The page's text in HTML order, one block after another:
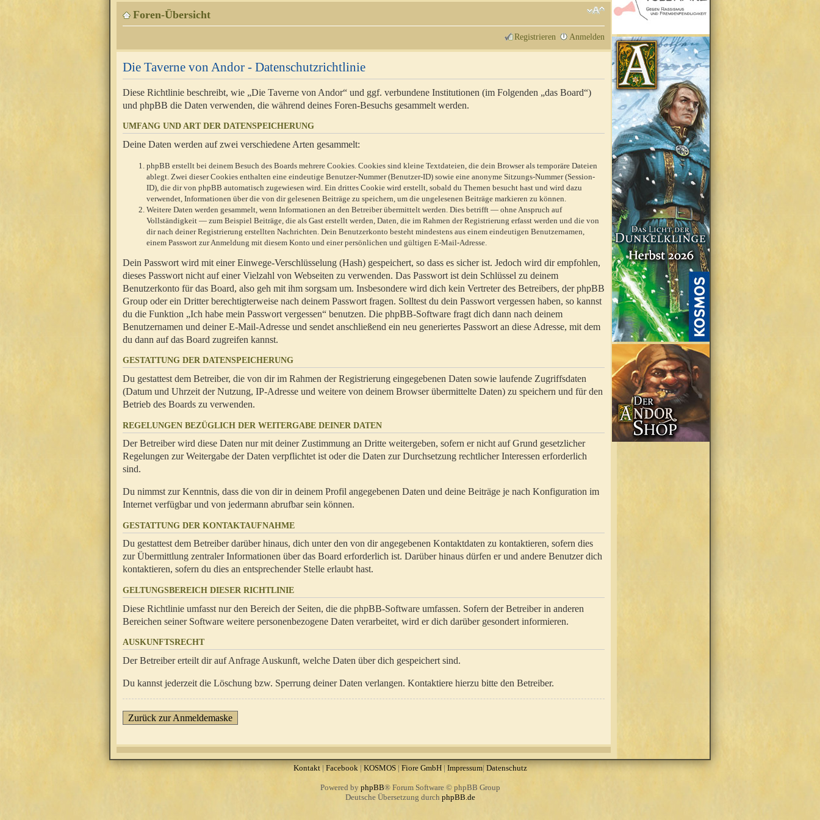
Foren-Übersicht
Registrieren Anmelden
Die Taverne von Andor - Datenschutzrichtlinie
Diese Richtlinie beschreibt, wie „Die Taverne von Andor“ und ggf. verbundene Institutionen (im Folgenden „das Board“)
und phpBB die Daten verwenden, die während deines Foren-Besuchs gesammelt werden.
UMFANG UND ART DER DATENSPEICHERUNG
Deine Daten werden auf zwei verschiedene Arten gesammelt:
phpBB erstellt bei deinem Besuch des Boards mehrere Cookies. Cookies sind kleine Textdateien, die dein Browser als temporäre Dateien
ablegt. Zwei dieser Cookies enthalten eine eindeutige Benutzer-Nummer (Benutzer-ID) sowie eine anonyme Sitzungs-Nummer (Session-
ID), die dir von phpBB automatisch zugewiesen wird. Ein drittes Cookie wird erstellt, sobald du Themen besucht hast und wird dazu
verwendet, Informationen über die von dir gelesenen Beiträge zu speichern, um die ungelesenen Beiträge markieren zu können.
Weitere Daten werden gesammelt, wenn Informationen an den Betreiber übermittelt werden. Dies betrifft — ohne Anspruch auf
Vollständigkeit — zum Beispiel Beiträge, die als Gast erstellt werden, Daten, die im Rahmen der Registrierung erfasst werden und die von
dir nach deiner Registrierung erstellten Nachrichten. Dein Benutzerkonto besteht mindestens aus einem eindeutigen Benutzernamen,
einem Passwort zur Anmeldung mit diesem Konto und einer persönlichen und gültigen E-Mail-Adresse.
Dein Passwort wird mit einer Einwege-Verschlüsselung (Hash) gespeichert, so dass es sicher ist. Jedoch wird dir empfohlen,
dieses Passwort nicht auf einer Vielzahl von Webseiten zu verwenden. Das Passwort ist dein Schlüssel zu deinem
Benutzerkonto für das Board, also geh mit ihm sorgsam um. Insbesondere wird dich kein Vertreter des Betreibers, der phpBB
Group oder ein Dritter berechtigterweise nach deinem Passwort fragen. Solltest du dein Passwort vergessen haben, so kannst
du die Funktion „Ich habe mein Passwort vergessen“ benutzen. Die phpBB-Software fragt dich dann nach deinem
Benutzernamen und deiner E-Mail-Adresse und sendet anschließend ein neu generiertes Passwort an diese Adresse, mit dem
du dann auf das Board zugreifen kannst.
GESTATTUNG DER DATENSPEICHERUNG
Du gestattest dem Betreiber, die von dir im Rahmen der Registrierung eingegebenen Daten sowie laufende Zugriffsdaten
(Datum und Uhrzeit der Nutzung, IP-Adresse und weitere von deinem Browser übermittelte Daten) zu speichern und für den
Betrieb des Boards zu verwenden.
REGELUNGEN BEZÜGLICH DER WEITERGABE DEINER DATEN
Der Betreiber wird diese Daten nur mit deiner Zustimmung an Dritte weitergeben, sofern er nicht auf Grund gesetzlicher
Regelungen zur Weitergabe der Daten verpflichtet ist oder die Daten zur Durchsetzung rechtlicher Interessen erforderlich
sind.
Du nimmst zur Kenntnis, dass die von dir in deinem Profil angegebenen Daten und deine Beiträge je nach Konfiguration im
Internet verfügbar und von jedermann abrufbar sein können.
GESTATTUNG DER KONTAKTAUFNAHME
Du gestattest dem Betreiber darüber hinaus, dich unter den von dir angegebenen Kontaktdaten zu kontaktieren, sofern dies
zur Übermittlung zentraler Informationen über das Board erforderlich ist. Darüber hinaus dürfen er und andere Benutzer dich
kontaktieren, sofern du dies an entsprechender Stelle erlaubt hast.
GELTUNGSBEREICH DIESER RICHTLINIE
Diese Richtlinie umfasst nur den Bereich der Seiten, die die phpBB-Software umfassen. Sofern der Betreiber in anderen
Bereichen seiner Software weitere personenbezogene Daten verarbeitet, wird er dich darüber gesondert informieren.
AUSKUNFTSRECHT
Der Betreiber erteilt dir auf Anfrage Auskunft, welche Daten über dich gespeichert sind.
Du kannst jederzeit die Löschung bzw. Sperrung deiner Daten verlangen. Kontaktiere hierzu bitte den Betreiber.
Zurück zur Anmeldemaske
Kontakt| Facebook|KOSMOS| Fiore GmbH| Impressum|Datenschutz
Powered by phpBB® Forum Software © phpBB Group
Deutsche Übersetzung durch phpBB.de